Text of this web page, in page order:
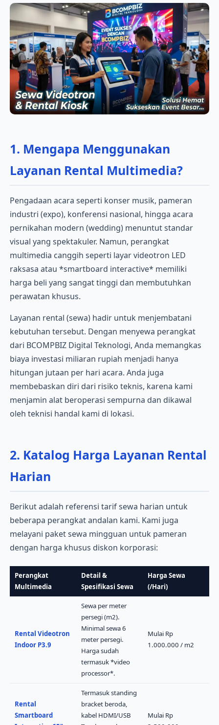
1. Mengapa Menggunakan
Layanan Rental Multimedia?
Pengadaan acara seperti konser musik, pameran
industri (expo), konferensi nasional, hingga acara
pernikahan modern (wedding) menuntut standar
visual yang spektakuler. Namun, perangkat
multimedia canggih seperti layar videotron LED
raksasa atau *smartboard interactive* memiliki
harga beli yang sangat tinggi dan membutuhkan
perawatan khusus.
Layanan rental (sewa) hadir untuk menjembatani
kebutuhan tersebut. Dengan menyewa perangkat
dari BCOMPBIZ Digital Teknologi, Anda memangkas
biaya investasi miliaran rupiah menjadi hanya
hitungan jutaan per hari acara. Anda juga
membebaskan diri dari risiko teknis, karena kami
menjamin alat beroperasi sempurna dan dikawal
oleh teknisi handal kami di lokasi.
2. Katalog Harga Layanan Rental
Harian
Berikut adalah referensi tarif sewa harian untuk
beberapa perangkat andalan kami. Kami juga
melayani paket sewa mingguan untuk pameran
dengan harga khusus diskon korporasi:
Perangkat
Multimedia
Detail &
Spesifikasi Sewa
Harga Sewa
(/Hari)
Rental Videotron
Indoor P3.9
Sewa per meter
persegi (m2).
Minimal sewa 6
meter persegi.
Harga sudah
termasuk *video
processor*.
Mulai Rp
1.000.000 / m2
Rental
Smartboard
Termasuk standing
bracket beroda,
kabel HDMI/USB
Mulai Rp